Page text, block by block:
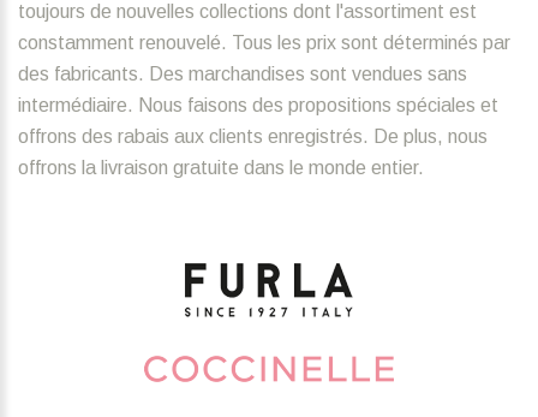
toujours de nouvelles collections dont l'assortiment est
constamment renouvelé. Tous les prix sont déterminés par
des fabricants. Des marchandises sont vendues sans
intermédiaire. Nous faisons des propositions spéciales et
offrons des rabais aux clients enregistrés. De plus, nous
offrons la livraison gratuite dans le monde entier.